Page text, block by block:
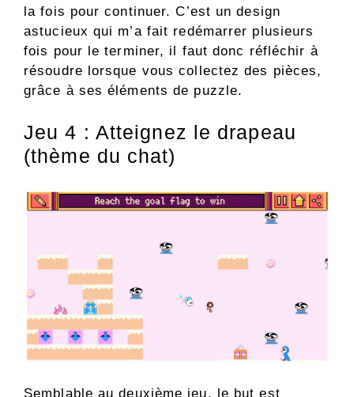
la fois pour continuer. C’est un design
astucieux qui m’a fait redémarrer plusieurs
fois pour le terminer, il faut donc réfléchir à
résoudre lorsque vous collectez des pièces,
grâce à ses éléments de puzzle.
Jeu 4 : Atteignez le drapeau
(thème du chat)
Semblable au deuxième jeu, le but est